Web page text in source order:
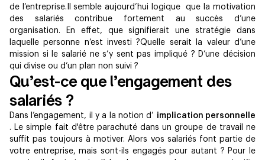
de l’entreprise.Il semble aujourd’hui logique que la motivation
des salariés contribue fortement au succès d’une
organisation. En effet, que signifierait une stratégie dans
laquelle personne n’est investi ?Quelle serait la valeur d’une
mission si le salarié ne s’y sent pas impliqué ? D’une décision
qui divise ou d’un plan non suivi ?
Qu’est-ce que l’engagement des
salariés ?
Dans l’engagement, il y a la notion d’ implication personnelle
. Le simple fait d'être parachuté dans un groupe de travail ne
suffit pas toujours à motiver. Alors vos salariés font partie de
votre entreprise, mais sont-ils engagés pour autant ? Pour le